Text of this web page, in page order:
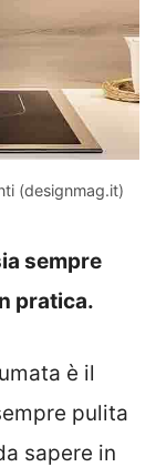
(designmag.it)
sempre
pratica.
è il
pulita
sapere in